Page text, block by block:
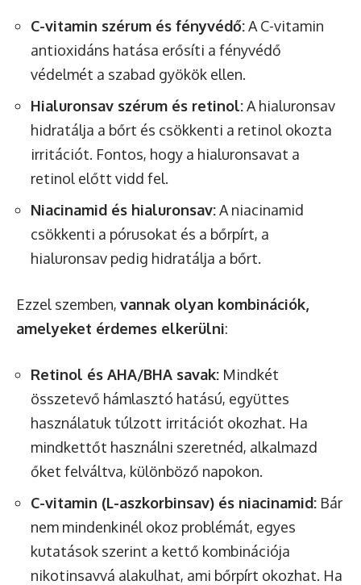
C-vitamin szérum és fényvédő:A C-vitamin
antioxidáns hatása erősíti a fényvédő
védelmét a szabad gyökök ellen.
Hialuronsav szérum és retinol:A hialuronsav
hidratálja a bőrt és csökkenti a retinol okozta
irritációt. Fontos, hogy a hialuronsavat a
retinol előtt vidd fel.
Niacinamid és hialuronsav:A niacinamid
csökkenti a pórusokat és a bőrpírt, a
hialuronsav pedig hidratálja a bőrt.
Ezzel szemben, vannak olyan kombinációk,
amelyeket érdemes elkerülni:
Retinol és AHA/BHA savak: Mindkét
összetevő hámlasztó hatású, együttes
használatuk túlzott irritációt okozhat. Ha
mindkettőt használni szeretnéd, alkalmazd
őket felváltva, különböző napokon.
C-vitamin (L-aszkorbinsav) és niacinamid: Bár
nem mindenkinél okoz problémát, egyes
kutatások szerint a kettő kombinációja
nikotinsavvá alakulhat, ami bőrpírt okozhat. Ha